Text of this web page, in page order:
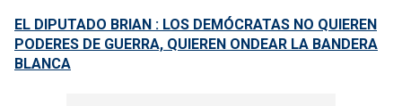
EL DIPUTADO BRIAN : LOS DEMÓCRATAS NO QUIEREN
PODERES DE GUERRA, QUIEREN ONDEAR LA BANDERA
BLANCA